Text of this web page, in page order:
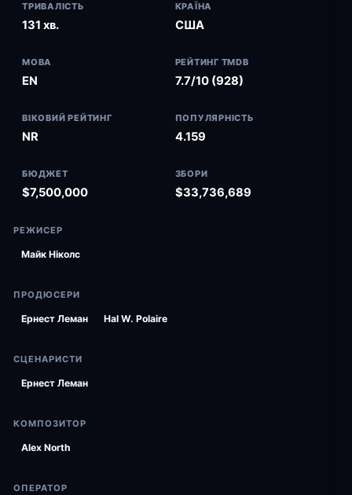
ТРИВАЛІСТЬ
131 хв.
КРАЇНА
США
МОВА
EN
РЕЙТИНГ TMDB
7.7/10 (928)
ВІКОВИЙ РЕЙТИНГ
NR
ПОПУЛЯРНІСТЬ
4.159
БЮДЖЕТ
$7,500,000
ЗБОРИ
$33,736,689
РЕЖИСЕР
Майк Ніколс
ПРОДЮСЕРИ
Ернест Леман Hal W. Polaire
СЦЕНАРИСТИ
Ернест Леман
КОМПОЗИТОР
Alex North
ОПЕРАТОР